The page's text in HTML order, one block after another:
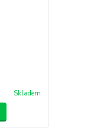
Skladem